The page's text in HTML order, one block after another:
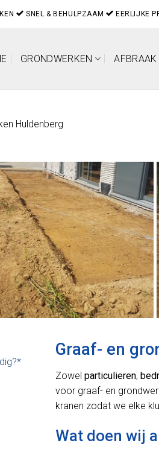
SNEL & BEHULPZAAM EERLIJKE
GRONDWERKEN AFBRAAK
Huldenberg
Graaf- en
Zowel particulieren,
voor graaf- en
kranen zodat we elke
Wat doen wij